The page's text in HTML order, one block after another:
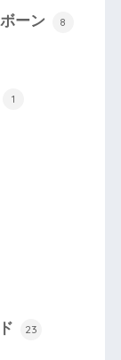
ーン 8
1
23